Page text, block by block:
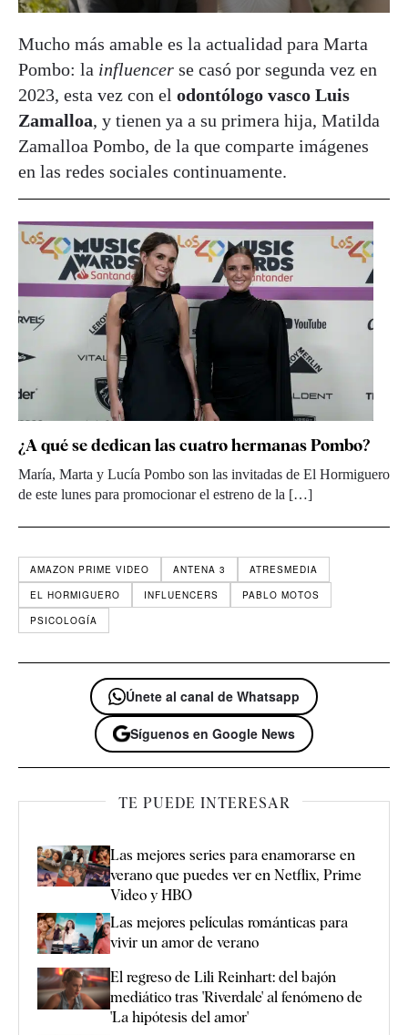
Mucho más amable es la actualidad para Marta
Pombo: la influencer se casó por segunda vez en
2023, esta vez con el odontólogo vasco Luis
Zamalloa, y tienen ya a su primera hija, Matilda
Zamalloa Pombo, de la que comparte imágenes
en las redes sociales continuamente.
¿A qué se dedican las cuatro hermanas Pombo?
María, Marta y Lucía Pombo son las invitadas de El Hormiguero
de este lunes para promocionar el estreno de la […]
AMAZON PRIME VIDEO ANTENA 3
ATRESMEDIA
EL HORMIGUERO
INFLUENCERS
PABLO MOTOS
PSICOLOGÍA
Únete al canal de Whatsapp
Síguenos en Google News
TE PUEDE INTERESAR
Las mejores series para enamorarse en
verano que puedes ver en Netflix, Prime
Video y HBO
Las mejores películas románticas para
vivir un amor de verano
El regreso de Lili Reinhart: del bajón
mediático tras 'Riverdale' al fenómeno de
'La hipótesis del amor'